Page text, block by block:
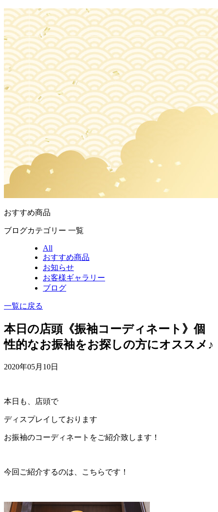
おすすめ商品
ブログカテゴリー 一覧
All
おすすめ商品
お知らせ
お客様ギャラリー
ブログ
一覧に戻る
本日の店頭《振袖コーディネート》個
性的なお振袖をお探しの方にオススメ♪
2020年05月10日
本日も、店頭で
ディスプレイしております
お振袖のコーディネートをご紹介致します！
今回ご紹介するのは、こちらです！